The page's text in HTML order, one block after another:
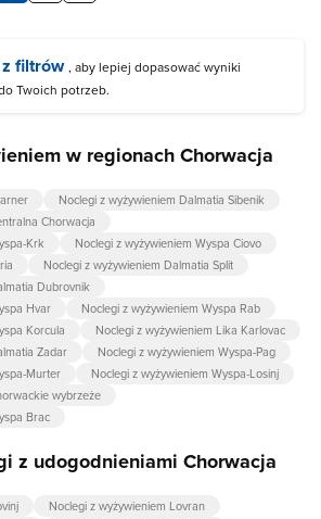
filtrów , aby lepiej dopasować wyniki
Twoich potrzeb.
w regionach Chorwacja
Noclegi z wyżywieniem Dalmatia Sibenik
Chorwacja
Krk
Noclegi z wyżywieniem Wyspa Ciovo
Noclegi z wyżywieniem Dalmatia Split
Dubrovnik
Hvar
Noclegi z wyżywieniem Wyspa Rab
Korcula
Noclegi z wyżywieniem Lika Karlovac
Zadar
Noclegi z wyżywieniem Wyspa-Pag
Murter
Noclegi z wyżywieniem Wyspa-Losinj
wybrzeże
Brac
z udogodnieniami Chorwacja
Noclegi z wyżywieniem Lovran